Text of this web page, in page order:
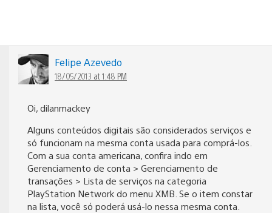
Felipe Azevedo
18/05/2013 at 1:48 PM
Oi, dilanmackey
Alguns conteúdos digitais são considerados serviços e
só funcionam na mesma conta usada para comprá-los.
Com a sua conta americana, confira indo em
Gerenciamento de conta > Gerenciamento de
transações > Lista de serviços na categoria
PlayStation Network do menu XMB. Se o item constar
na lista, você só poderá usá-lo nessa mesma conta.